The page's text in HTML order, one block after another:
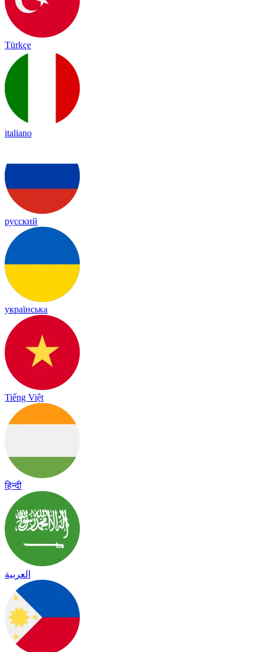
Türkçe
italiano
русский
українська
Tiếng Việt
हिन्दी
العربية